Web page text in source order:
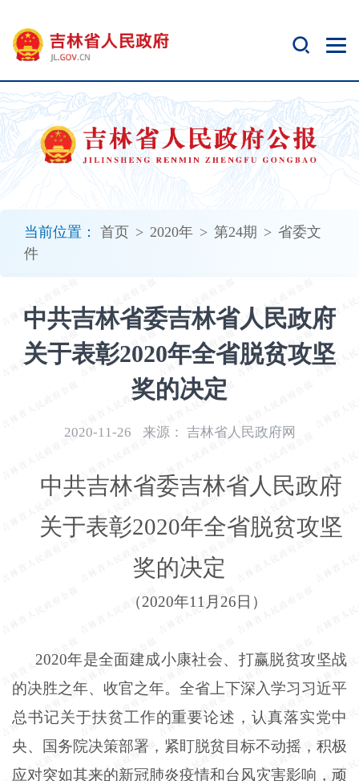
当前位置： 首页 > 2020年 > 第24期 > 省委文
件
中共吉林省委吉林省人民政府
关于表彰2020年全省脱贫攻坚
奖的决定
2020-11-26 来源： 吉林省人民政府网
中共吉林省委吉林省人民政府
关于表彰2020年全省脱贫攻坚
奖的决定
（2020年11 月 26日）
2020年是全面建成小康社会、打赢脱贫攻坚战
的决胜之年、收官之年。全省上下深入学习习近平
总书记关于扶贫工作的重要论述，认真落实党中
央、国务院决策部署，紧盯脱贫目标不动摇，积极
应对突如其来的新冠肺炎疫情和台风灾害影响，顽
开
无
障
碍
说
明
加